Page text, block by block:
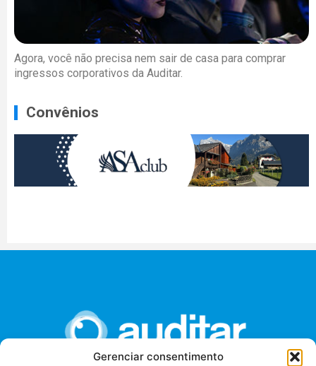
Gerenciar consentimento
Agora, você não precisa nem sair de casa para comprar
ingressos corporativos da Auditar.
Convênios